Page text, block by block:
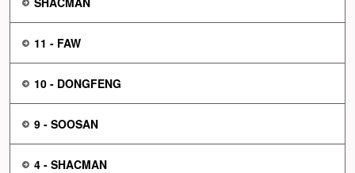
11 - FAW
10 - DONGFENG
9 - SOOSAN
4 - SHACMAN